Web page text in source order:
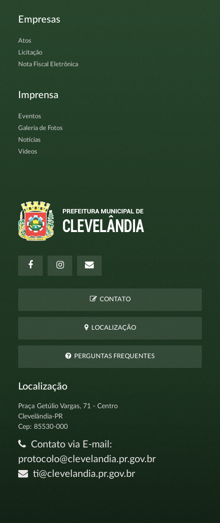
Empresas
Atos
Licitação
Nota Fiscal Eletrônica
Imprensa
Eventos
Galeria de Fotos
Notícias
Vídeos
CONTATO
LOCALIZAÇÃO
PERGUNTAS FREQUENTES
Localização
Praça Getúlio Vargas, 71 - Centro
Clevelândia-PR
Cep: 85530-000
Contato via E-mail:
protocolo@clevelandia.pr.gov.br
ti@clevelandia.pr.gov.br